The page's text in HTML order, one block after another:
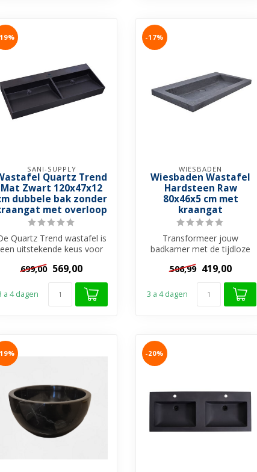
SANI-SUPPLY
Quartz Trend
Mat Zwart 120x47x12
dubbele bak zonder
met overloop
Quartz Trend wastafel is
een uitstekende keus voor
D...
699,00 569,00
a 4 dagen
-17%
WIESBADEN
Wiesbaden Wastafel
Hardsteen Raw
80x46x5 cm met
kraangat
Transformeer jouw
badkamer met de tijdloze
duurzaamheid van de Wie...
506,99 419,00
3 a 4 dagen
-20%